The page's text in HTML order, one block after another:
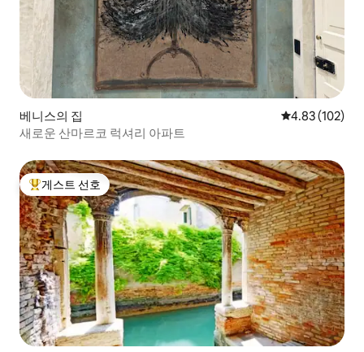
베니스의 집 평점 4.83점(5
4.83 (102)
새로운 산마르코 럭셔리 아파트
상위 게스트 선호
게스트 선호